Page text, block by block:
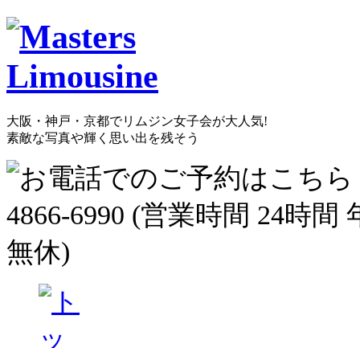
大阪・神戸・京都でリムジン女子会が大人気!
素敵な写真や輝く思い出を残そう